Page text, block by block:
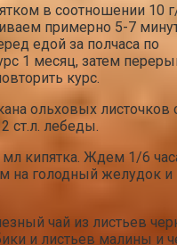
в соотношении 10
примерно 5-7
едой за полчаса по
1 месяц, затем
курс.
ольховых листочков
ст.л. лебеды.
кипятка. Ждем 1/6
на голодный желудок и
чай из листьев
и листьев малины и